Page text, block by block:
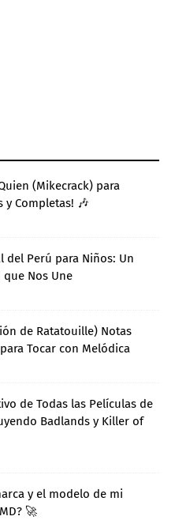
(Mikecrack) para
y Completas! 🎶
del Perú para Niños: Un
Nos Une
de Ratatouille) Notas
Tocar con Melódica
de Todas las Películas de
Badlands y Killer of
y el modelo de mi
🚀